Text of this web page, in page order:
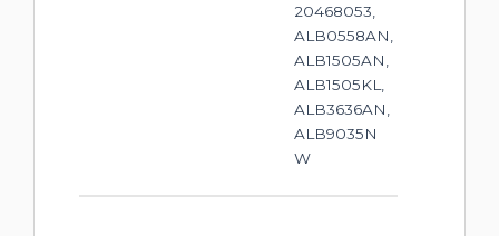
20468053,
ALB0558AN,
ALB1505AN,
ALB1505KL,
ALB3636AN,
ALB9035N
W